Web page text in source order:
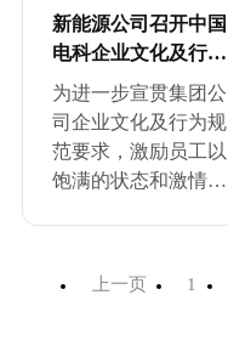
命，积极推动公司高
质量发展”为主题给
管、中干、党员集中
参加学习。会上，党
支部...
新能源公司召开中国
电科企业文化及行为
规范宣贯培训会...
为进一步宣贯集团公
司企业文化及行为规
范要求，激励员工以
饱满的状态和激情投
业文化及行为规范宣
上一页 1